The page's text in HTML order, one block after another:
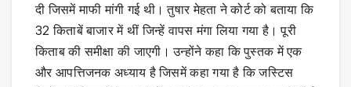
दी जिसमें माफी मांगी गई थी। तुषार मेहता ने कोर्ट को बताया कि
32 किताबें बाजार में थीं जिन्हें वापस मंगा लिया गया है। पूरी
किताब की समीक्षा की जाएगी। उन्होंने कहा कि पुस्तक में एक
और आपत्तिजनक अध्याय है जिसमें कहा गया है कि जस्टिस